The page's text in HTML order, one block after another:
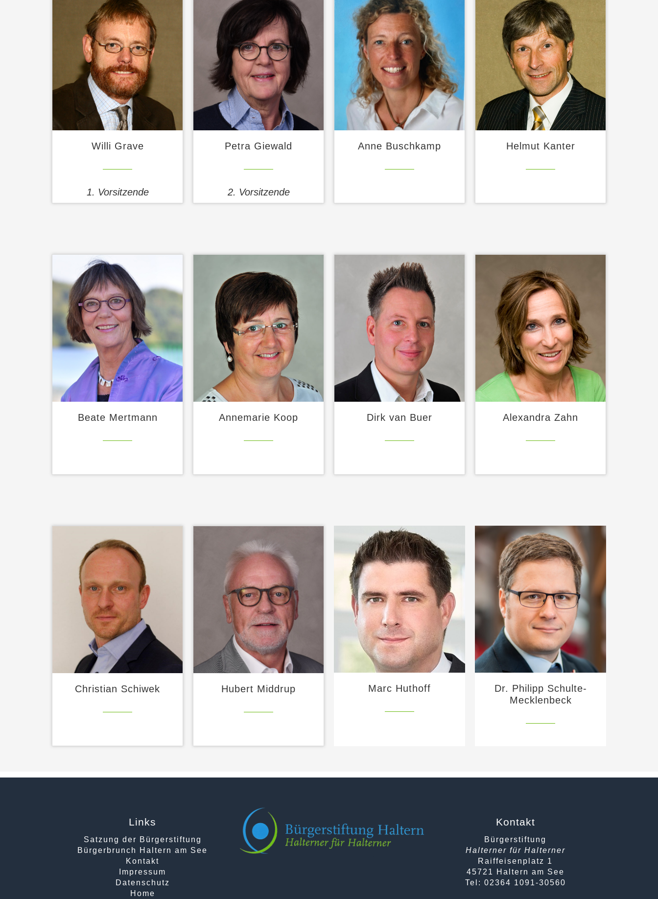
Willi Grave
1. Vorsitzende
Petra Giewald
2. Vorsitzende
Anne Buschkamp Helmut Kanter
Beate Mertmann Annemarie Koop Dirk van Buer Alexandra Zahn
Christian Schiwek Hubert Middrup Marc Huthoff
Dr. Philipp Schulte-
Mecklenbeck
Links
Satzung der Bürgerstiftung
Bürgerbrunch Haltern am See
Kontakt
Impressum
Datenschutz
Home
Kontakt
Bürgerstiftung
Halterner für Halterner
Raiffeisenplatz 1
45721 Haltern am See
Tel: 02364 1091-30560